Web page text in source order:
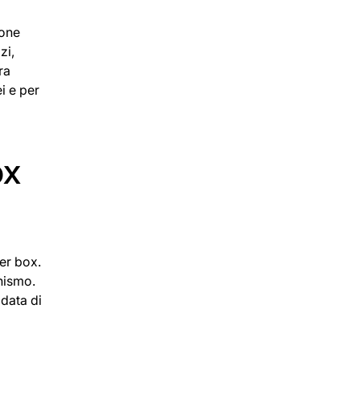
e per
box.
di